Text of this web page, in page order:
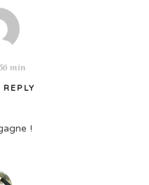
min
REPLY
!